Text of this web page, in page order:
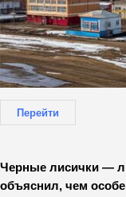
Перейти
Черные лисички —
объяснил, чем